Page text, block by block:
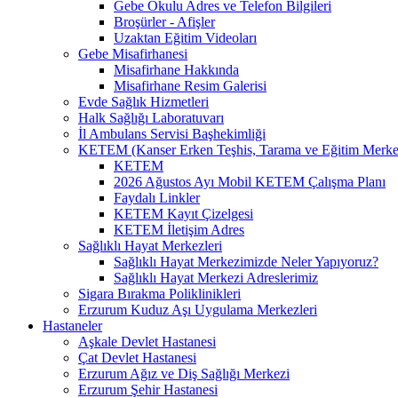
Gebe Okulu Adres ve Telefon Bilgileri
Broşürler - Afişler
Uzaktan Eğitim Videoları
Gebe Misafirhanesi
Misafirhane Hakkında
Misafirhane Resim Galerisi
Evde Sağlık Hizmetleri
Halk Sağlığı Laboratuvarı
İl Ambulans Servisi Başhekimliği
KETEM (Kanser Erken Teşhis, Tarama ve Eğitim
KETEM
2026 Ağustos Ayı Mobil KETEM Çalışma Planı
Faydalı Linkler
KETEM Kayıt Çizelgesi
KETEM İletişim Adres
Sağlıklı Hayat Merkezleri
Sağlıklı Hayat Merkezimizde Neler Yapıyoruz?
Sağlıklı Hayat Merkezi Adreslerimiz
Sigara Bırakma Poliklinikleri
Erzurum Kuduz Aşı Uygulama Merkezleri
Hastaneler
Aşkale Devlet Hastanesi
Çat Devlet Hastanesi
Erzurum Ağız ve Diş Sağlığı Merkezi
Erzurum Şehir Hastanesi